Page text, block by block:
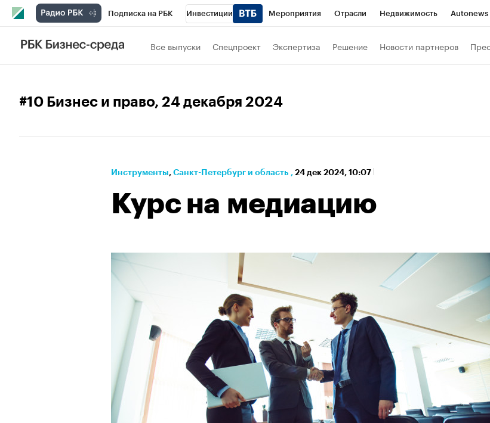
Подписка на РБК Инвестиции Мероприятия Отрасли Недвижимость Autonews
Телеканал
Кредитные рейтинги
Все выпуски Спецпроект Экспертиза Решение Новости партнеров
#10 Бизнес и право, 24 декабря 2024
Инструменты⁠, Санкт-Петербург и область , 24 дек 2024, 10:07
Курс на медиацию